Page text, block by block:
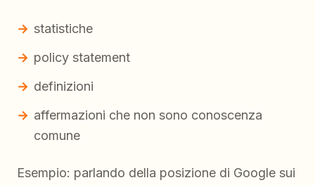
statistiche
policy statement
definizioni
affermazioni che non sono conoscenza
comune
Esempio: parlando della posizione di Google sui